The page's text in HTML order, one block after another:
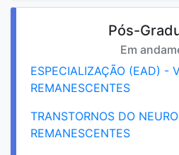
Pós-
Em
ESPECIALIZAÇÃO (EAD) -
REMANESCENTES
TRANSTORNOS DO
REMANESCENTES